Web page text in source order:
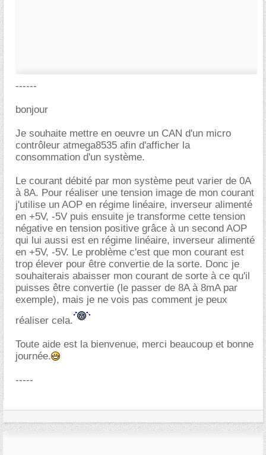
------
bonjour
Je souhaite mettre en oeuvre un CAN d'un micro
contrôleur atmega8535 afin d'afficher la
consommation d'un système.
Le courant débité par mon système peut varier de 0A
à 8A. Pour réaliser une tension image de mon courant
j'utilise un AOP en régime linéaire, inverseur alimenté
en +5V, -5V puis ensuite je transforme cette tension
négative en tension positive grâce à un second AOP
qui lui aussi est en régime linéaire, inverseur alimenté
en +5V, -5V. Le problème c'est que mon courant est
trop élever pour être convertie de la sorte. Donc je
souhaiterais abaisser mon courant de sorte à ce qu'il
puisses être convertie (le passer de 8A à 8mA par
exemple), mais je ne vois pas comment je peux
réaliser cela.
Toute aide est la bienvenue, merci beaucoup et bonne
journée.
-----